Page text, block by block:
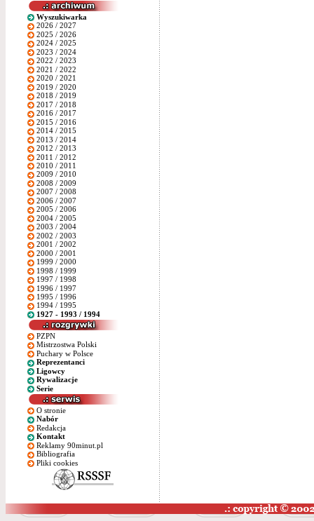
Wyszukiwarka
2026 / 2027
2025 / 2026
2024 / 2025
2023 / 2024
2022 / 2023
2021 / 2022
2020 / 2021
2019 / 2020
2018 / 2019
2017 / 2018
2016 / 2017
2015 / 2016
2014 / 2015
2013 / 2014
2012 / 2013
2011 / 2012
2010 / 2011
2009 / 2010
2008 / 2009
2007 / 2008
2006 / 2007
2005 / 2006
2004 / 2005
2003 / 2004
2002 / 2003
2001 / 2002
2000 / 2001
1999 / 2000
1998 / 1999
1997 / 1998
1996 / 1997
1995 / 1996
1994 / 1995
1927 - 1993 / 1994
PZPN
Mistrzostwa Polski
Puchary w Polsce
Reprezentanci
Ligowcy
Rywalizacje
Serie
O stronie
Nabór
Redakcja
Kontakt
Reklamy 90minut.pl
Bibliografia
Pliki cookies